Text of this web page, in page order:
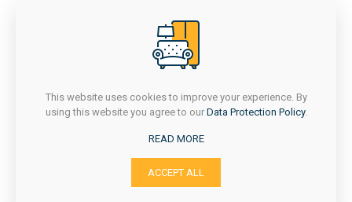
ПОНЕДЕЛНИК-ПЕТОК
7Ч - 16Ч
НЕДЕЛА
с. Сушица, Струмица
Email: stolicara_jastreb@yahoo.com
This website uses cookies to improve your experience. By
using this website you agree to our Data Protection Policy.
READ MORE
ACCEPT ALL